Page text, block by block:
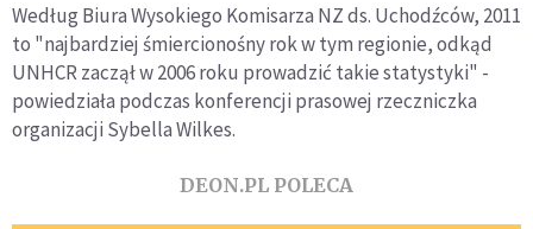
Według Biura Wysokiego Komisarza NZ ds. Uchodźców, 2011
to "najbardziej śmiercionośny rok w tym regionie, odkąd
UNHCR zaczął w 2006 roku prowadzić takie statystyki" -
powiedziała podczas konferencji prasowej rzeczniczka
organizacji Sybella Wilkes.
DEON.PL POLECA